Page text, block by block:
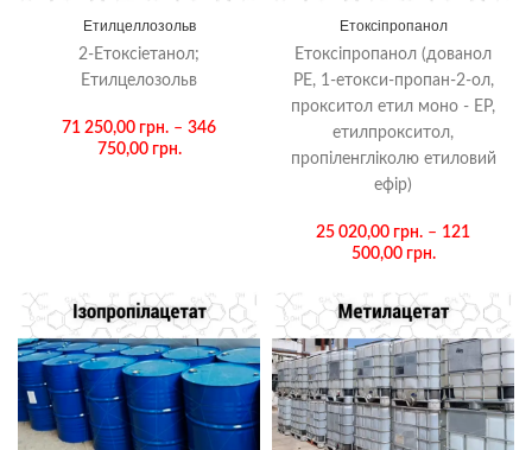
Етилцеллозольв
2-Етоксіетанол;
Етилцелозольв
71 250,00 грн. – 346
750,00 грн.
Етоксіпропанол
Етоксіпропанол (дованол
PE, 1-етокси-пропан-2-ол,
прокситол етил моно - EP,
етилпрокситол,
пропіленгліколю етиловий
ефір)
25 020,00 грн. – 121
500,00 грн.